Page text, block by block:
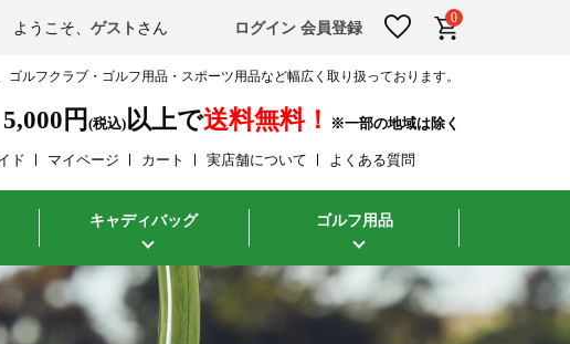
ようこそ、ゲスト さん ログイン 会員登録
0
ゴルフクラブ・ゴルフ用品・スポーツ用品など幅広く取り扱っております。
5,000円 (税込)以上で送料無料！
ド マイページ カート 実店舗について よくある質問
キャディバッグ ゴルフ用品